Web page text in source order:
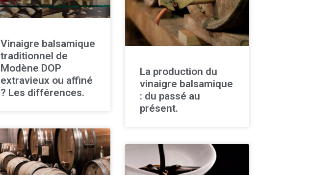
Vinaigre balsamique
traditionnel de
Modène DOP
extravieux ou affiné
? Les différences.
La production du
vinaigre balsamique
: du passé au
présent.